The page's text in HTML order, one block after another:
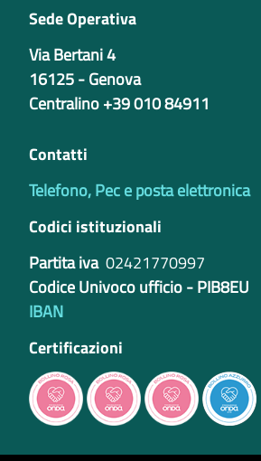
Sede Operativa
Via Bertani 4
16125 - Genova
Centralino +39 010 84911
Contatti
Telefono, Pec e posta elettronica
Codici istituzionali
Partita iva 02421770997
Codice Univoco ufficio - PIB8EU
IBAN
Certificazioni